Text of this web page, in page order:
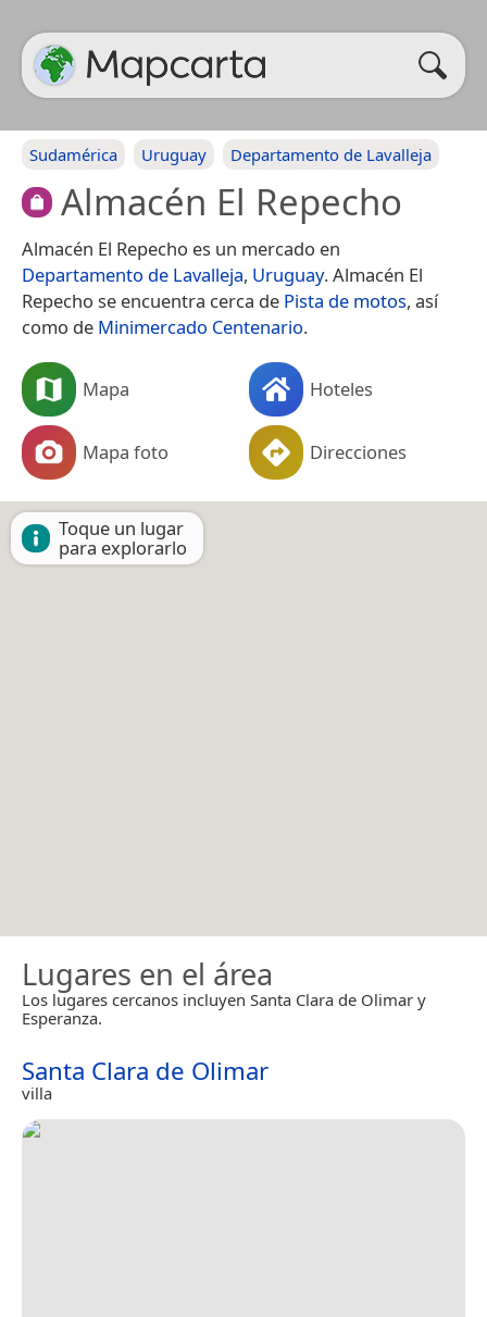
Sudamérica Uruguay Departamento de Lavalleja
Almacén El Repecho
Almacén El Repecho es un mercado en
Departamento de Lavalleja, Uruguay. Almacén El
Repecho se encuentra cerca de Pista de motos, así
como de Minimercado Centenario.
Mapa Hoteles
Mapa foto Direcciones
Toque un lugar
para explorarlo
Lugares en el área
Los lugares cercanos incluyen Santa Clara de Olimar y
Esperanza.
Santa Clara de Olimar
villa